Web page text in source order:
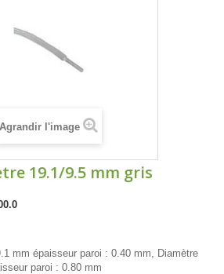
Agrandir l'image
19.1/9.5 mm gris
mm épaisseur paroi : 0.40 mm, Diamètre
paroi : 0.80 mm